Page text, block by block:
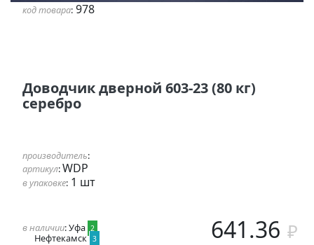
код товара: 978
Доводчик дверной 603-23 (80 кг)
серебро
производитель:
артикул:WDP
в упаковке: 1 шт
в наличии: Уфа 2
Нефтекамск 3 641.36